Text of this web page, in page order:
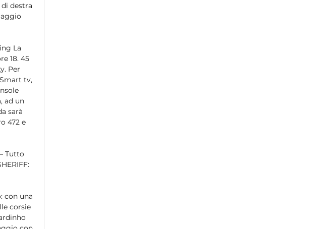
destra
La
18. 45
Per
tv,
ad un
sarà
472 e
Tutto
con una
corsie